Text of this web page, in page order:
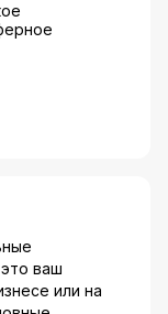
ваш
или на